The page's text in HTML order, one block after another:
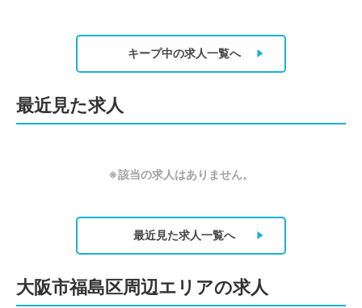
キープ中の求人一覧へ
最近見た求人
※該当の求人はありません。
最近見た求人一覧へ
大阪市福島区周辺エリアの求人